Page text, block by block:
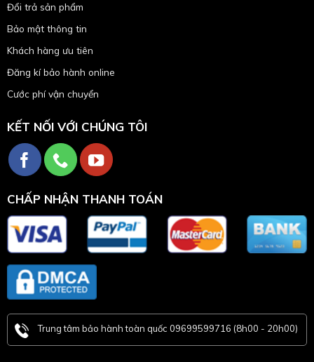
Đổi trả sản phẩm
Bảo mật thông tin
Khách hàng ưu tiên
Đăng kí bảo hành online
Cước phí vận chuyển
KẾT NỐI VỚI CHÚNG TÔI
CHẤP NHẬN THANH TOÁN
Trung tâm bảo hành toàn quốc 09699599716 (8h00 - 20h00)